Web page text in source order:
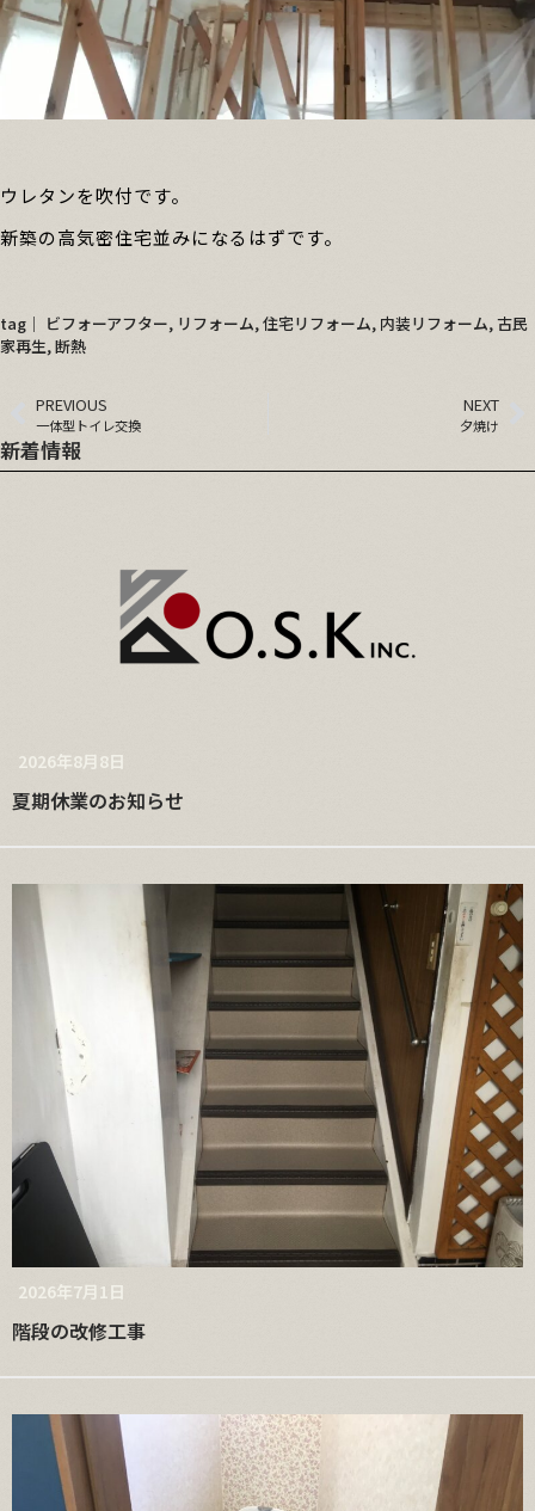
ウレタンを吹付です。
新築の高気密住宅並みになるはずです。
tag│ ビフォーアフター, リフォーム, 住宅リフォーム, 内装リフォーム, 古民
家再生,断熱
PREVIOUS
一体型トイレ交換
NEXT
夕焼け
新着情報
2026年8月8日
夏期休業のお知らせ
2026年7月1日
階段の改修工事